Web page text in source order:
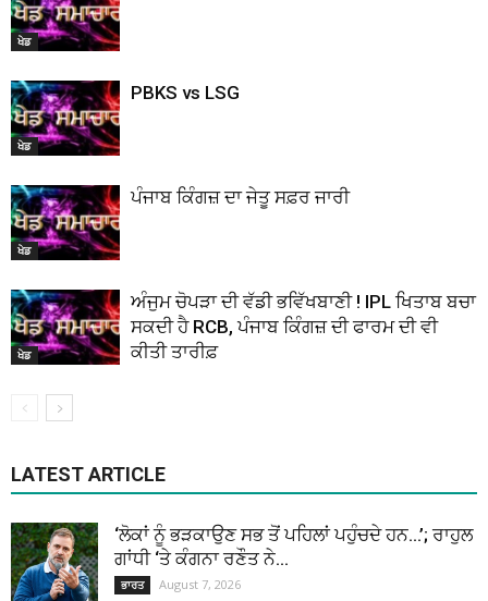
ਖੇਡ
ਖੇਡ
PBKS vs LSG
ਖੇਡ
ਪੰਜਾਬ ਕਿੰਗਜ਼ ਦਾ ਜੇਤੂ ਸਫ਼ਰ ਜਾਰੀ
ਖੇਡ
ਅੰਜੁਮ ਚੋਪੜਾ ਦੀ ਵੱਡੀ ਭਵਿੱਖਬਾਣੀ ! IPL ਖਿਤਾਬ ਬਚਾ
ਸਕਦੀ ਹੈ RCB, ਪੰਜਾਬ ਕਿੰਗਜ਼ ਦੀ ਫਾਰਮ ਦੀ ਵੀ
ਕੀਤੀ ਤਾਰੀਫ਼
LATEST ARTICLE
‘ਲੋਕਾਂ ਨੂੰ ਭੜਕਾਉਣ ਸਭ ਤੋਂ ਪਹਿਲਾਂ ਪਹੁੰਚਦੇ ਹਨ…’; ਰਾਹੁਲ
ਗਾਂਧੀ ‘ਤੇ ਕੰਗਨਾ ਰਣੌਤ ਨੇ...
ਭਾਰਤ August 7, 2026